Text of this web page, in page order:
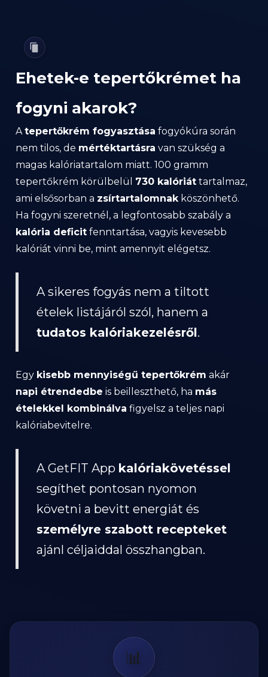
Ehetek-e tepertőkrémet ha
fogyni akarok?
A tepertőkrém fogyasztása fogyókúra során
nem tilos, de mértéktartásra van szükség a
magas kalóriatartalom miatt. 100 gramm
tepertőkrém körülbelül 730 kalóriát tartalmaz,
ami elsősorban a zsírtartalomnak köszönhető.
Ha fogyni szeretnél, a legfontosabb szabály a
kalória deficit fenntartása, vagyis kevesebb
kalóriát vinni be, mint amennyit elégetsz.
A sikeres fogyás nem a tiltott
ételek listájáról szól, hanem a
tudatos kalóriakezelésről.
Egy kisebb mennyiségű tepertőkrém akár
napi étrendedbe is beilleszthető, ha más
ételekkel kombinálva figyelsz a teljes napi
kalóriabevitelre.
A GetFIT App kalóriakövetéssel
segíthet pontosan nyomon
követni a bevitt energiát és
személyre szabott recepteket
ajánl céljaiddal összhangban.
📊